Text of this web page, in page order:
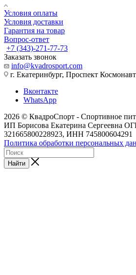
Условия оплаты
Условия доставки
Гарантия на товар
Вопрос-ответ
+7 (343)-271-77-73
Заказать звонок
info@kvadrosport.com
г. Екатеринбург, Проспект
Вконтакте
WhatsApp
2026 © КвадроСпорт - Спортивное
ИП Борисова Екатерина Сергеевна
321665800228923, ИНН 745800604291
Политика обработки персональных
Найти